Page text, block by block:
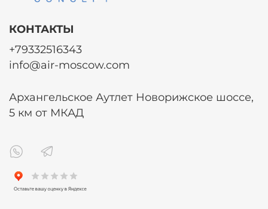
КОНТАКТЫ
+79332516343
info@air-moscow.com
Архангельское Аутлет Новорижское шоссе,
5 км от МКАД